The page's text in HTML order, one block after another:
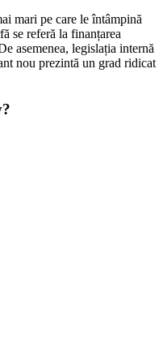
mari pe care le întâmpină
se referă la finanțarea
asemenea, legislația internă
nou prezintă un grad ridicat